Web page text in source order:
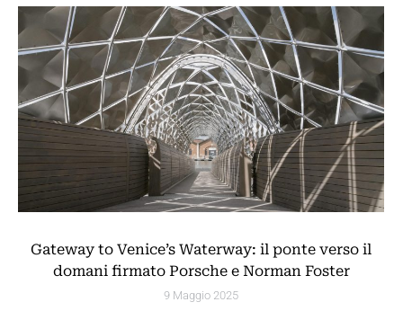
Gateway to Venice’s Waterway: il ponte verso il
domani firmato Porsche e Norman Foster
9 Maggio 2025